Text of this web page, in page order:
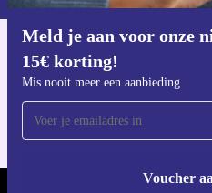
Meld je aan voor onze
15€ korting!
Mis nooit meer een aanbieding
Voucher
Voor iOS en